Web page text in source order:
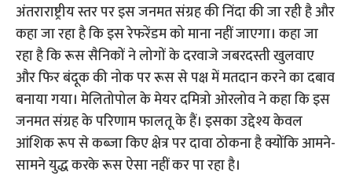
अंतराराष्ट्रीय स्तर पर इस जनमत संग्रह की निंदा की जा रही है और
कहा जा रहा है कि इस रेफरेंडम को माना नहीं जाएगा। कहा जा
रहा है कि रूस सैनिकों ने लोगों के दरवाजे जबरदस्ती खुलवाए
और फिर बंदूक की नोक पर रूस से पक्ष में मतदान करने का दबाव
बनाया गया। मेलितोपोल के मेयर दमित्रो ओरलोव ने कहा कि इस
जनमत संग्रह के परिणाम फालतू के हैं। इसका उद्देश्य केवल
आंशिक रूप से कब्जा किए क्षेत्र पर दावा ठोकना है क्योंकि आमने-
सामने युद्ध करके रूस ऐसा नहीं कर पा रहा है।